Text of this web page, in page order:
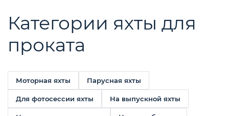
Категории яхты для
проката
Моторная яхты Парусная яхты
Для фотосессии яхты На выпускной яхты